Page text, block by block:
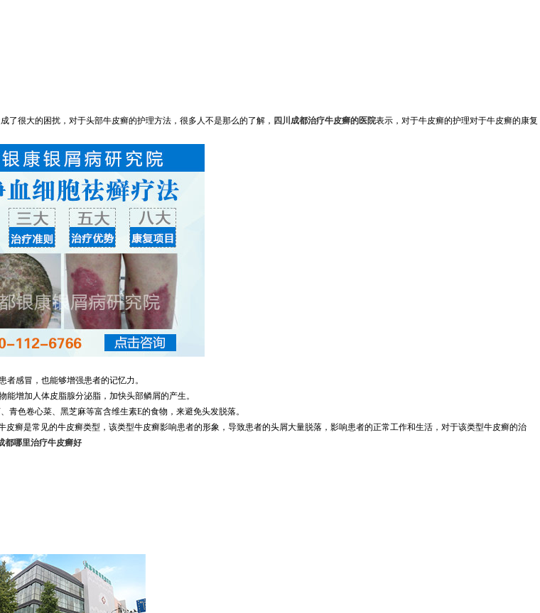
很大的困扰，对于头部牛皮癣的护理方法，很多人不是那么的了解， 四川成都治疗牛皮癣的医院表示，对于牛皮癣的护理对于牛皮癣的康复
感冒，也能够增强患者的记忆力。
增加人体皮脂腺分泌脂，加快头部鳞屑的产生。
色卷心菜、黑芝麻等富含维生素E的食物，来避免头发脱落。
是常见的牛皮癣类型，该类型牛皮癣影响患者的形象，导致患者的头屑大量脱落，影响患者的正常工作和生活，对于该类型牛皮癣的治
都哪里治疗牛皮癣好